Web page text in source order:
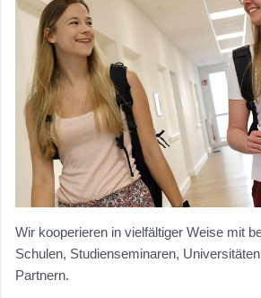
Wir kooperieren in vielfältiger Weise mit
Schulen, Studienseminaren,
Partnern.